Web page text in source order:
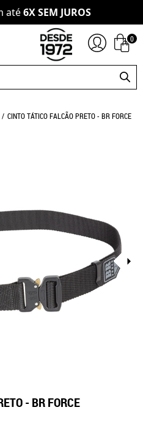
até6X SEM JUROS
0
CINTO TÁTICO FALCÃO PRETO - BR FORCE
- BR FORCE